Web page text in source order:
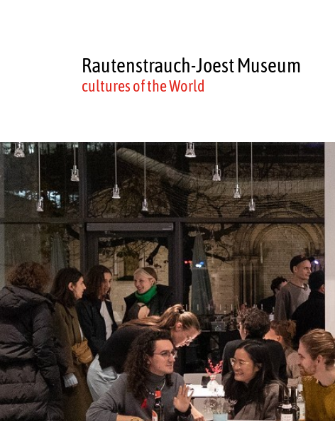
Rautenstrauch-Joest Museum
cultures of the World